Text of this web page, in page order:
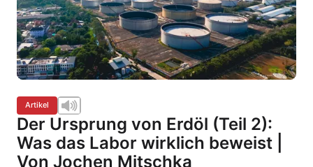
Artikel
Der Ursprung von Erdöl (Teil 2):
Was das Labor wirklich beweist |
Von Jochen Mitschka